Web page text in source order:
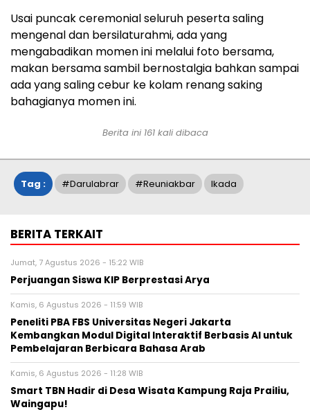
Usai puncak ceremonial seluruh peserta saling
mengenal dan bersilaturahmi, ada yang
mengabadikan momen ini melalui foto bersama,
makan bersama sambil bernostalgia bahkan sampai
ada yang saling cebur ke kolam renang saking
bahagianya momen ini.
Berita ini 161kali dibaca
Tag : #darulabrar #reuniakbar Ikada
BERITA TERKAIT
Jumat, 7 Agustus 2026 - 15:22 WIB
Perjuangan Siswa KIP Berprestasi Arya
Kamis, 6 Agustus 2026 - 11:59 WIB
Peneliti PBA FBS Universitas Negeri Jakarta
Kembangkan Modul Digital Interaktif Berbasis AI untuk
Pembelajaran Berbicara Bahasa Arab
Kamis, 6 Agustus 2026 - 11:28 WIB
Smart TBN Hadir di Desa Wisata Kampung Raja Prailiu,
Waingapu!